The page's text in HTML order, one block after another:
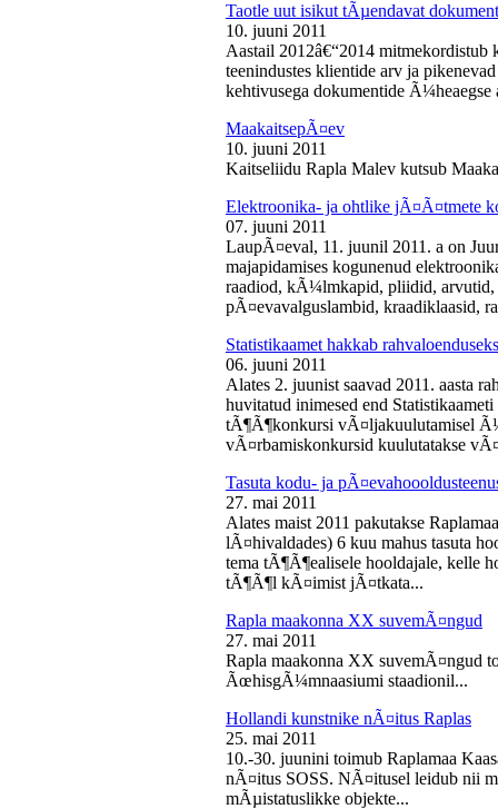
Taotle uut isikut tÃµendavat
10. juuni 2011
Aastail 2012â€“2014
teenindustes klientide arv ja
kehtivusega dokumentide Ã¼heaegse
MaakaitsepÃ¤ev
10. juuni 2011
Kaitseliidu Rapla Malev kutsub
Elektroonika- ja ohtlike jÃ¤Ã¤tmete
07. juuni 2011
LaupÃ¤eval, 11. juunil 2011. a on
majapidamises kogunenud
raadiod, kÃ¼lmkapid, pliidid,
pÃ¤evavalguslambid, kraadiklaasid,
Statistikaamet hakkab
06. juuni 2011
Alates 2. juunist saavad 2011. aasta
huvitatud inimesed end
tÃ¶Ã¶konkursi vÃ¤ljakuulutamisel
vÃ¤rbamiskonkursid kuulutatakse
Tasuta kodu- ja
27. mai 2011
Alates maist 2011 pakutakse
lÃ¤hivaldades) 6 kuu mahus tasuta
tema tÃ¶Ã¶ealisele hooldajale, kelle
tÃ¶Ã¶l kÃ¤imist jÃ¤tkata...
Rapla maakonna XX suvemÃ¤ngud
27. mai 2011
Rapla maakonna XX suvemÃ¤ngud
ÃœhisgÃ¼mnaasiumi staadionil...
Hollandi kunstnike nÃ¤itus Raplas
25. mai 2011
10.-30. juunini toimub Raplamaa
nÃ¤itus SOSS. NÃ¤itusel leidub nii
mÃµistatuslikke objekte...